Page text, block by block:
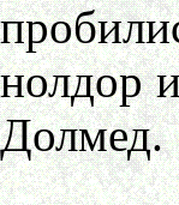
нолдор
Долмед.